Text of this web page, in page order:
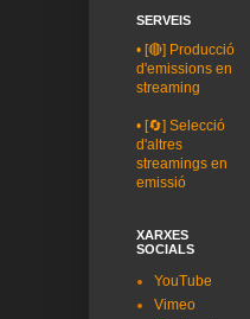
SERVEIS
• [🔴] Producció
d'emissions en
streaming
• [🔄] Selecció
d'altres
streamings en
emissió
XARXES
SOCIALS
YouTube
Vimeo